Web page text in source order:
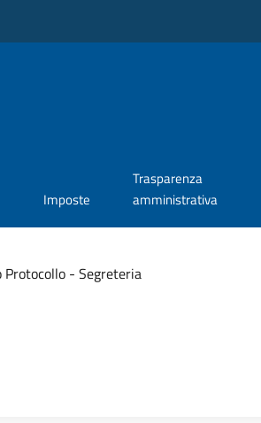
Imposte
Trasparenza
amministrativa
Protocollo - Segreteria